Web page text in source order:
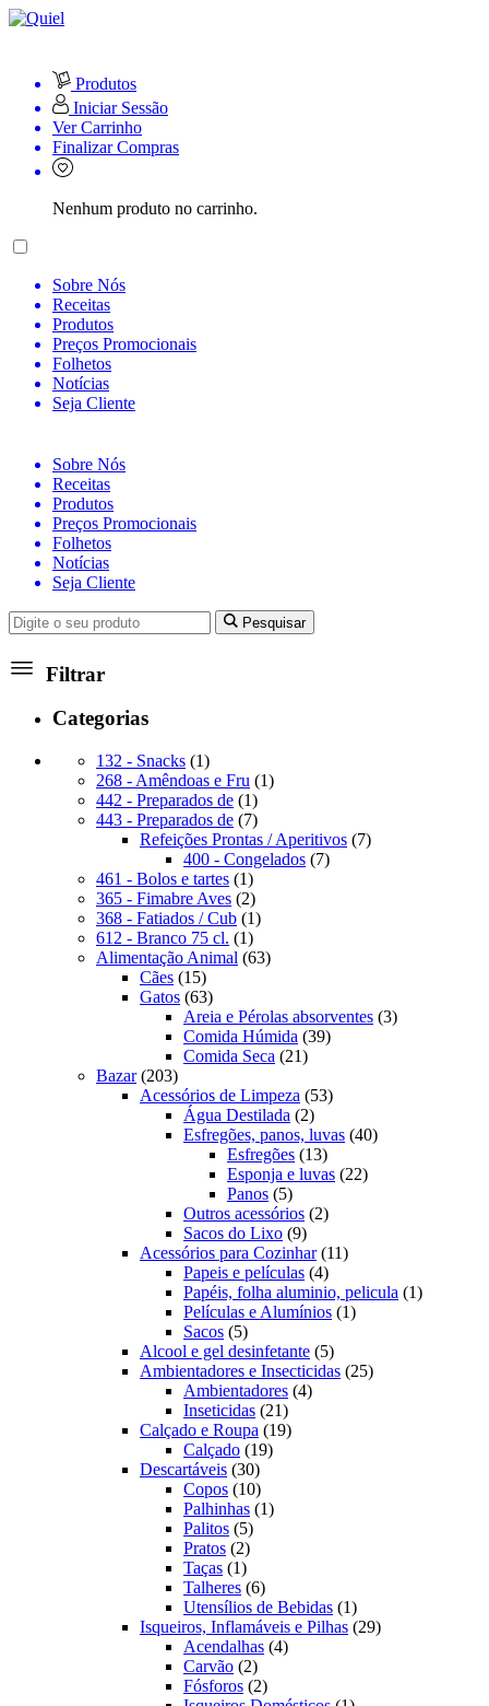
Produtos
Iniciar Sessão
Ver Carrinho
Finalizar Compras
Nenhum produto no carrinho.
Sobre Nós
Receitas
Produtos
Preços Promocionais
Folhetos
Notícias
Seja Cliente
Sobre Nós
Receitas
Produtos
Preços Promocionais
Folhetos
Notícias
Seja Cliente
Pesquisar
Filtrar
Categorias
132 - Snacks 11
produto
268 - Amêndoas e Fru 11
442 - Preparados de 11
produto
443 - Preparados de 77
produtos
Refeições Prontas / Aperitivos 77
400 - Congelados 77
461 - Bolos e tartes 11
produto
365 - Fimabre Aves 22
produtos
368 - Fatiados / Cub 11
612 - Branco 75 cl. 11
produto
Alimentação Animal 6363
Cães 1515
produtos
Gatos 6363
produtos
Areia e Pérolas absorventes 33
Comida Húmida 3939
Comida Seca 2121
Bazar 203203
produtos
Acessórios de Limpeza 5353
Água Destilada 22
produtos
Esfregões, panos, luvas 4040
Esfregões 1313
produtos
Esponja e luvas 2222
Panos 55
produtos
Outros acessórios 22
Sacos do Lixo 99
produtos
Acessórios para Cozinhar 1111
Papeis e películas 44
produtos
Papéis, folha aluminio, pelicula 11
Películas e Alumínios 11
Sacos 55
produtos
Alcool e gel desinfetante 55
produtos
Ambientadores e Insecticidas 2525
Ambientadores 44
Inseticidas 2121
produtos
Calçado e Roupa 1919
Calçado 1919
Descartáveis 3030
produtos
Copos 1010
produtos
Palhinhas 11
Palitos 55
produtos
Pratos 22
produtos
Taças 11
produto
Talheres 66
produtos
Utensílios de Bebidas 11
produto
Isqueiros, Inflamáveis e Pilhas 2929
Acendalhas 44
Carvão 22
produtos
Fósforos 22